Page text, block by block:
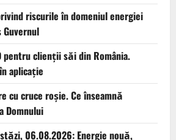
riscurile în domeniul energiei
pentru clienții săi din România.
aplicație
cu cruce roșie. Ce înseamnă
Domnului
06.08.2026: Energie nouă,